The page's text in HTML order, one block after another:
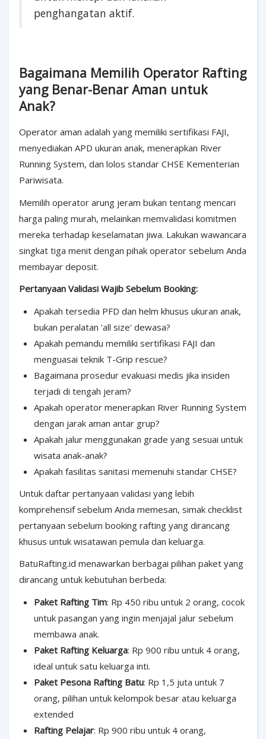
penghangatan aktif.
Bagaimana Memilih Operator Rafting
yang Benar-Benar Aman untuk
Anak?
Operator aman adalah yang memiliki sertifikasi FAJI,
menyediakan APD ukuran anak, menerapkan River
Running System, dan lolos standar CHSE Kementerian
Pariwisata.
Memilih operator arung jeram bukan tentang mencari
harga paling murah, melainkan memvalidasi komitmen
mereka terhadap keselamatan jiwa. Lakukan wawancara
singkat tiga menit dengan pihak operator sebelum Anda
membayar deposit.
Pertanyaan Validasi Wajib Sebelum Booking:
Apakah tersedia PFD dan helm khusus ukuran anak,
bukan peralatan 'all size' dewasa?
Apakah pemandu memiliki sertifikasi FAJI dan
menguasai teknik T-Grip rescue?
Bagaimana prosedur evakuasi medis jika insiden
terjadi di tengah jeram?
Apakah operator menerapkan River Running System
dengan jarak aman antar grup?
Apakah jalur menggunakan grade yang sesuai untuk
wisata anak-anak?
Apakah fasilitas sanitasi memenuhi standar CHSE?
Untuk daftar pertanyaan validasi yang lebih
komprehensif sebelum Anda memesan, simak checklist
pertanyaan sebelum booking rafting yang dirancang
khusus untuk wisatawan pemula dan keluarga.
BatuRafting.id menawarkan berbagai pilihan paket yang
dirancang untuk kebutuhan berbeda:
Paket Rafting Tim: Rp 450 ribu untuk 2 orang, cocok
untuk pasangan yang ingin menjajal jalur sebelum
membawa anak.
Paket Rafting Keluarga: Rp 900 ribu untuk 4 orang,
ideal untuk satu keluarga inti.
Paket Pesona Rafting Batu: Rp 1,5 juta untuk 7
orang, pilihan untuk kelompok besar atau keluarga
extended
Rafting Pelajar: Rp 900 ribu untuk 4 orang,